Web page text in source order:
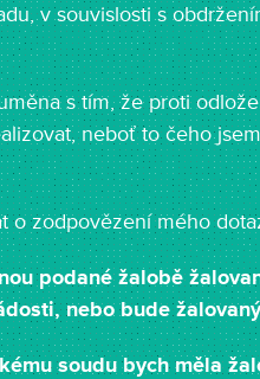
v souvislosti s
s tím, že proti
neboť to čeho
o zodpovězení mého
podané žalobě
nebo bude
soudu bych měla